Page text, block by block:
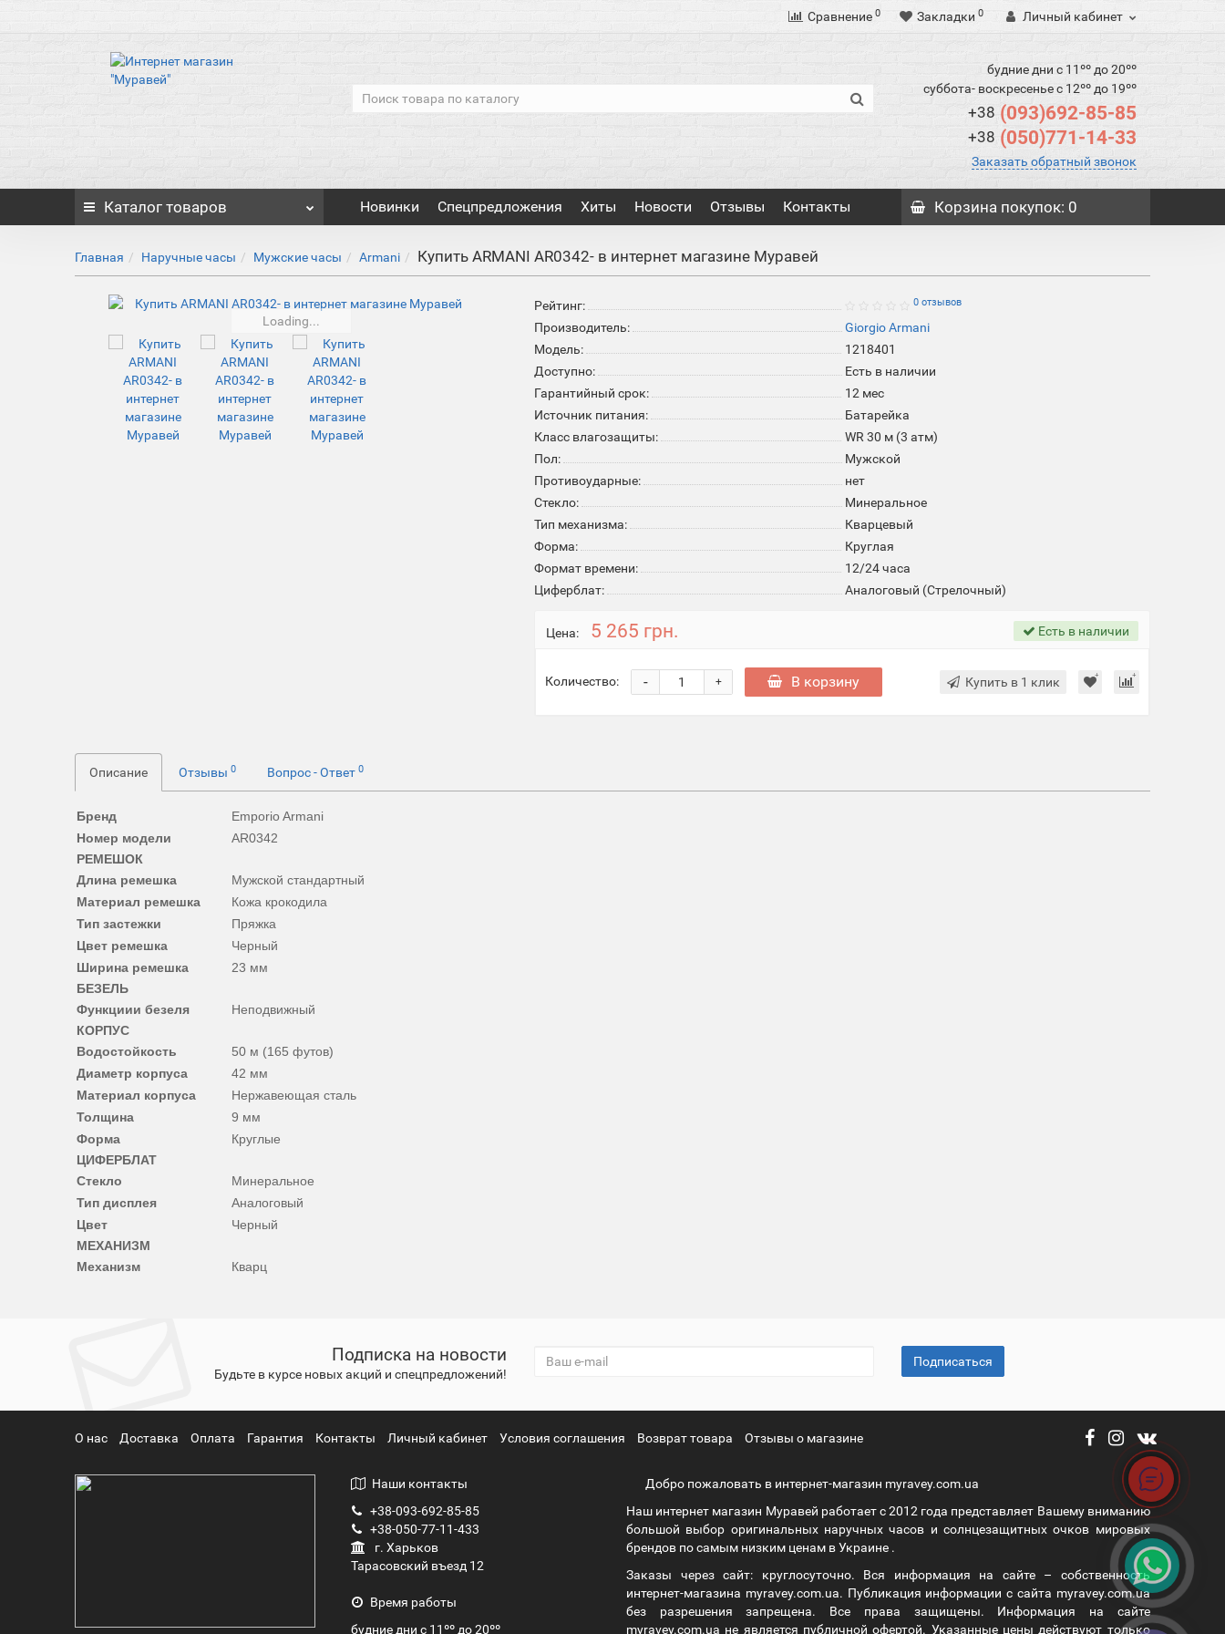
Сравнение 0 Закладки 0 Личный кабинет
будние дни с 11ºº до 20ºº
суббота- воскресенье с 12ºº до 19ºº
+38 (093)692-85-85
+38 (050)771-14-33
Заказать обратный звонок
Каталог товаров Новинки Спецпредложения Хиты Новости Отзывы Контакты Корзина покупок: 0
Главная Наручные часы Мужские часы Armani Купить ARMANI AR0342- в интернет магазине Муравей
Loading...
Рейтинг: 0 отзывов
Производитель:
Giorgio Armani
Модель:
1218401
Доступно:
Есть в наличии
Гарантийный срок:
12 мес
Источник питания:
Батарейка
Класс влагозащиты:
WR 30 м (3 атм)
Пол:
Мужской
Противоударные:
нет
Стекло:
Минеральное
Тип механизма:
Кварцевый
Форма:
Круглая
Формат времени:
12/24 часа
Циферблат:
Аналоговый (Стрелочный)
Цена: 5 265 грн. Есть в наличии
Количество: +
- В корзину Купить в 1 клик
Описание Отзывы0 Вопрос - Ответ0
Бренд
Emporio Armani
Номер модели
AR0342
РЕМЕШОК
Длина ремешка
Мужской стандартный
Материал ремешка
Кожа крокодила
Тип застежки
Пряжка
Цвет ремешка
Черный
Ширина ремешка
23 мм
БЕЗЕЛЬ
Функциии безеля
Неподвижный
КОРПУС
Водостойкость
50 м (165 футов)
Диаметр корпуса
42 мм
Материал корпуса
Нержавеющая сталь
Толщина
9 мм
Форма
Круглые
ЦИФЕРБЛАТ
Стекло
Минеральное
Тип дисплея
Аналоговый
Цвет
Черный
МЕХАНИЗМ
Механизм
Кварц
Подписка на новости
Будьте в курсе новых акций и спецпредложений!
Подписаться
О нас Доставка Оплата Гарантия Контакты Личный кабинет Условия соглашения Возврат товара Отзывы о магазине
Наши контакты
+38-093-692-85-85
+38-050-77-11-433
г. Харьков
Тарасовский въезд 12
Время работы
будние дни с 11ºº до 20ºº
Добро пожаловать в интернет-магазин myravey.com.ua
Наш интернет магазин Муравей работает с 2012 года представляет Вашему вниманию
большой выбор оригинальных наручных часов и солнцезащитных очков мировых
брендов по самым низким ценам в Украине .
Заказы через сайт: круглосуточно. Вся информация на сайте – собственность
интернет-магазина myravey.com.ua. Публикация информации с сайта myravey.com.ua
без разрешения запрещена. Все права защищены. Информация на сайте
myravey.com.ua не является публичной офертой. Указанные цены действуют только